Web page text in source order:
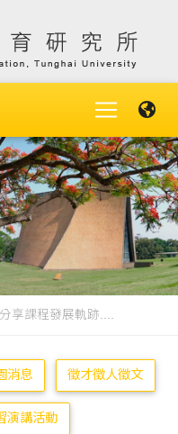
享課程發展軌跡....
消息 徵才徵人徵文
演講活動